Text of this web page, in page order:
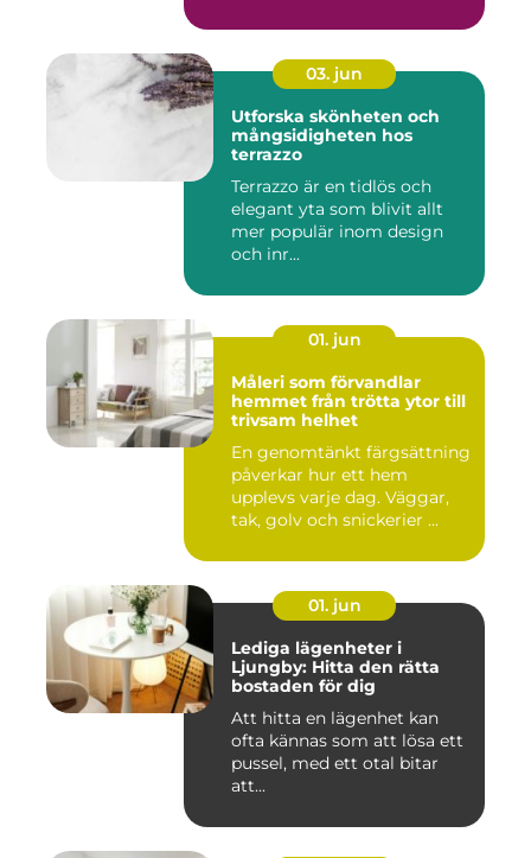
03. jun
Utforska skönheten och
mångsidigheten hos
terrazzo
Terrazzo är en tidlös och
elegant yta som blivit allt
mer populär inom design
och inr...
01. jun
Måleri som förvandlar
hemmet från trötta ytor till
trivsam helhet
En genomtänkt färgsättning
påverkar hur ett hem
upplevs varje dag. Väggar,
tak, golv och snickerier ...
01. jun
Lediga lägenheter i
Ljungby: Hitta den rätta
bostaden för dig
Att hitta en lägenhet kan
ofta kännas som att lösa ett
pussel, med ett otal bitar
att...